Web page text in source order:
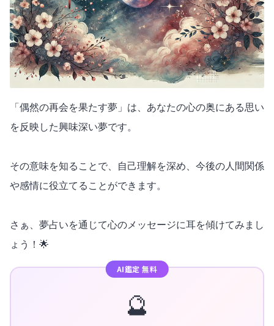
「偶然の再会を果たす夢」は、あなたの心の奥にある思い
を反映した興味深い夢です。
その意味を知ることで、自己理解を深め、今後の人間関係
や感情に役立てることができます。
さぁ、夢占いを通じて心のメッセージに耳を傾けてみまし
ょう！🌟
AI鑑定 無料
🔮